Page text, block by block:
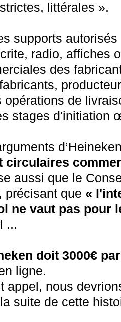
littérales ».
supports autorisés
radio, affiches
des
opérations de
stages d'initiation
circulaires
aussi que le
précisant que «
ne vaut pas pour
...
doit 3000€
ligne.
appel, nous
suite de cette